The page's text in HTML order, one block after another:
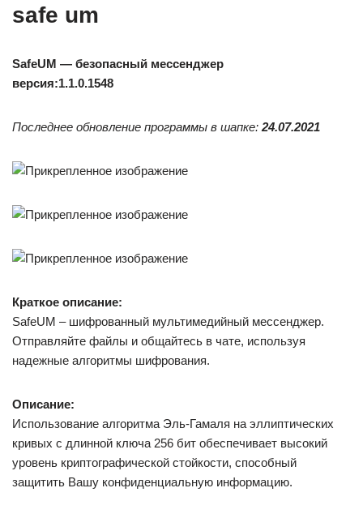
safe um
SafeUM — безопасный мессенджер
версия:1.1.0.1548
Последнее обновление программы в шапке: 24.07.2021
Краткое описание:
SafeUM – шифрованный мультимедийный мессенджер.
Отправляйте файлы и общайтесь в чате, используя
надежные алгоритмы шифрования.
Описание:
Использование алгоритма Эль-Гамаля на эллиптических
кривых с длинной ключа 256 бит обеспечивает высокий
уровень криптографической стойкости, способный
защитить Вашу конфиденциальную информацию.